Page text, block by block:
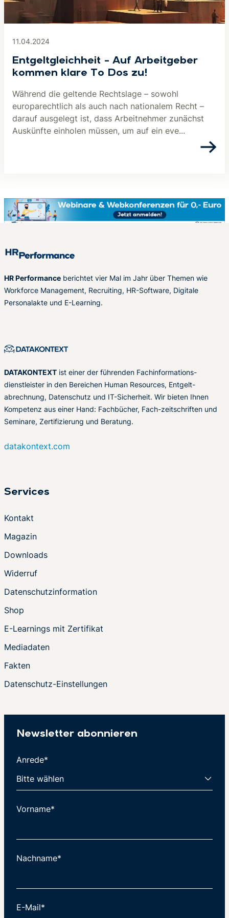
11.04.2024
Entgeltgleichheit – Auf Arbeitgeber
kommen klare To Dos zu!
Während die geltende Rechtslage – sowohl
europarechtlich als auch nach nationalem Recht –
darauf ausgelegt ist, dass Arbeitnehmer zunächst
Auskünfte einholen müssen, um auf ein eve...
HR Performance berichtet vier Mal im Jahr über Themen wie
Workforce Management, Recruiting, HR-Software, Digitale
Personalakte und E-Learning.
DATAKONTEXT ist einer der führenden Fachinformations-
dienstleister in den Bereichen Human Resources, Entgelt-
abrechnung, Datenschutz und IT-Sicherheit. Wir bieten Ihnen
Kompetenz aus einer Hand: Fachbücher, Fach-zeitschriften und
Seminare, Zertifizierung und Beratung.
datakontext.com
Services
Kontakt
Magazin
Downloads
Widerruf
Datenschutzinformation
Shop
E-Learnings mit Zertifikat
Mediadaten
Fakten
Datenschutz-Einstellungen
Newsletter abonnieren
Anrede*
Vorname*
Nachname*
E-Mail*